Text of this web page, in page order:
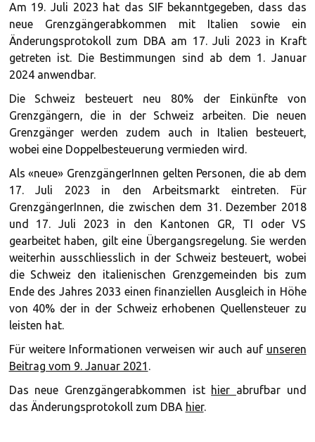
Am 19. Juli 2023 hat das SIF bekanntgegeben, dass das
neue Grenzgängerabkommen mit Italien sowie ein
Änderungsprotokoll zum DBA am 17. Juli 2023 in Kraft
getreten ist. Die Bestimmungen sind ab dem 1. Januar
2024 anwendbar.
Die Schweiz besteuert neu 80% der Einkünfte von
Grenzgängern, die in der Schweiz arbeiten. Die neuen
Grenzgänger werden zudem auch in Italien besteuert,
wobei eine Doppelbesteuerung vermieden wird.
Als «neue» GrenzgängerInnen gelten Personen, die ab dem
17. Juli 2023 in den Arbeitsmarkt eintreten. Für
GrenzgängerInnen, die zwischen dem 31. Dezember 2018
und 17. Juli 2023 in den Kantonen GR, TI oder VS
gearbeitet haben, gilt eine Übergangsregelung. Sie werden
weiterhin ausschliesslich in der Schweiz besteuert, wobei
die Schweiz den italienischen Grenzgemeinden bis zum
Ende des Jahres 2033 einen finanziellen Ausgleich in Höhe
von 40% der in der Schweiz erhobenen Quellensteuer zu
leisten hat.
Für weitere Informationen verweisen wir auch auf unseren
Beitrag vom 9. Januar 2021 .
Das neue Grenzgängerabkommen ist hier abrufbar und
das Änderungsprotokoll zum DBA hier.